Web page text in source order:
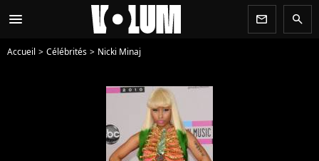
menu newsletter search
Accueil Célébrités Nicki Minaj